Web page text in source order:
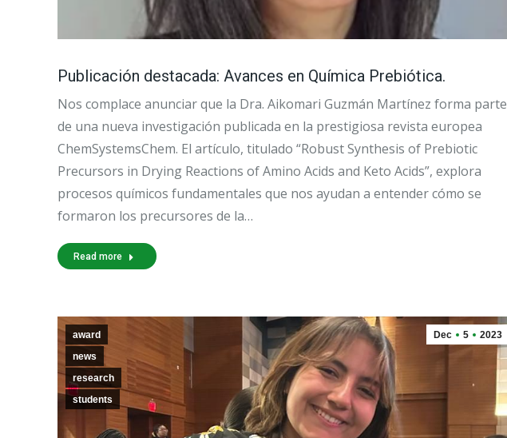
Publicación destacada: Avances en Química Prebiótica.
Nos complace anunciar que la Dra. Aikomari Guzmán Martínez forma parte
de una nueva investigación publicada en la prestigiosa revista europea
ChemSystemsChem. El artículo, titulado “Robust Synthesis of Prebiotic
Precursors in Drying Reactions of Amino Acids and Keto Acids”, explora
procesos químicos fundamentales que nos ayudan a entender cómo se
formaron los precursores de la…
Read more
Dec 5 2023
award
news
research
students